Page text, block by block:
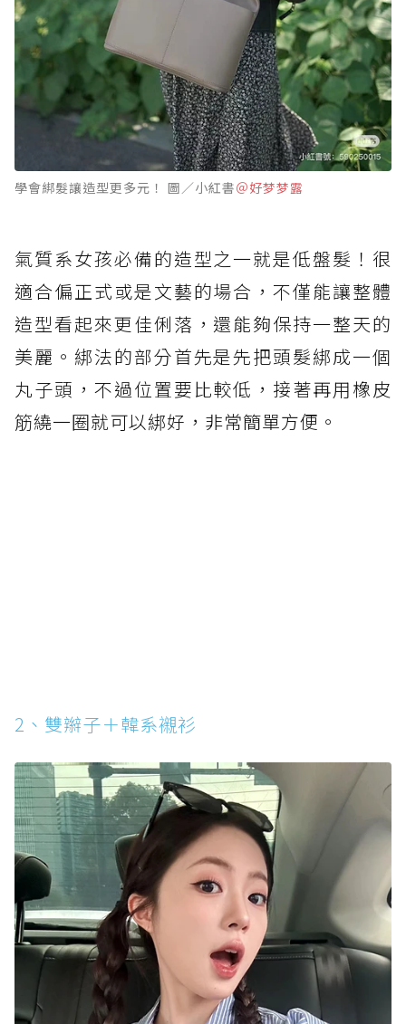
學會綁髮讓造型更多元！ 圖／小紅書＠好梦梦露
氣質系女孩必備的造型之一就是低盤髮！很
適合偏正式或是文藝的場合，不僅能讓整體
造型看起來更佳俐落，還能夠保持一整天的
美麗。綁法的部分首先是先把頭髮綁成一個
丸子頭，不過位置要比較低，接著再用橡皮
筋繞一圈就可以綁好，非常簡單方便。
2、雙辮子＋韓系襯衫